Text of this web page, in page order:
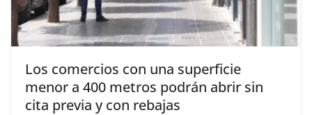
Los comercios con una superficie
menor a 400 metros podrán abrir sin
cita previa y con rebajas